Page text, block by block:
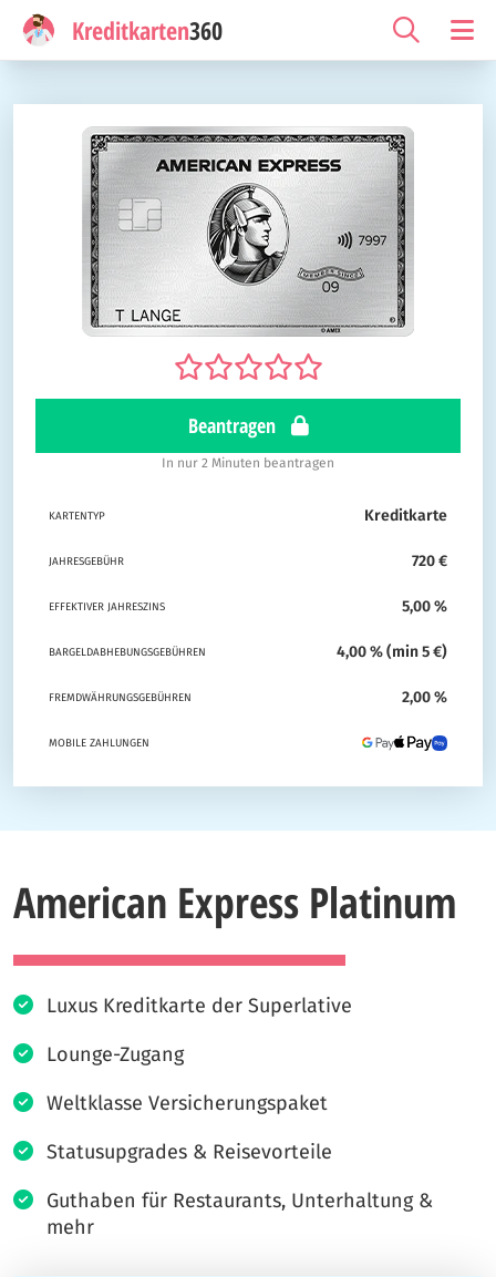
Kreditkarten360
Beantragen
In nur 2 Minuten beantragen
KARTENTYP Kreditkarte
JAHRESGEBÜHR 720 €
EFFEKTIVER JAHRESZINS 5,00 %
BARGELDABHEBUNGSGEBÜHREN 4,00 % (min 5 €)
FREMDWÄHRUNGSGEBÜHREN 2,00 %
MOBILE ZAHLUNGEN
American Express Platinum
Luxus Kreditkarte der Superlative
Lounge-Zugang
Weltklasse Versicherungspaket
Statusupgrades & Reisevorteile
Guthaben für Restaurants, Unterhaltung &
mehr